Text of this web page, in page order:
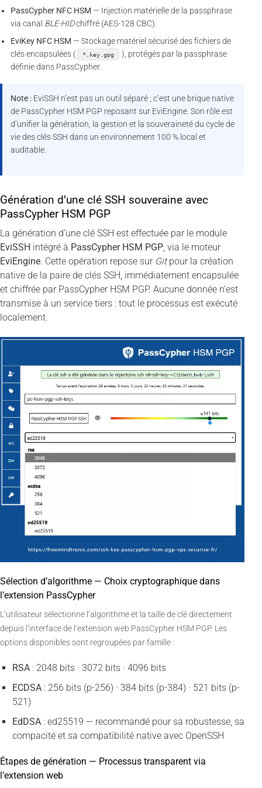
PassCypher NFC HSM — Injection matérielle de la passphrase
via canal BLE-HIDchiffré (AES-128 CBC).
EviKey NFC HSM — Stockage matériel sécurisé des fichiers de
clés encapsulées (
*.key.gpg
), protégés par la passphrase
définie dans PassCypher.
Note : EviSSH n’est pas un outil séparé ; c’est une brique native
de PassCypher HSM PGP reposant sur EviEngine. Son rôle est
d’unifier la génération, la gestion et la souveraineté du cycle de
vie des clés SSH dans un environnement 100 % local et
auditable.
Génération d’une clé SSH souveraine avec
PassCypher HSM PGP
La génération d’une clé SSH est effectuée par le module
EviSSH intégré à PassCypher HSM PGP, via le moteur
EviEngine. Cette opération repose sur Gitpour la création
native de la paire de clés SSH, immédiatement encapsulée
et chiffrée par PassCypher HSM PGP. Aucune donnée n’est
transmise à un service tiers : tout le processus est exécuté
localement.
Sélection d’algorithme — Choix cryptographique dans
l’extension PassCypher
L’utilisateur sélectionne l’algorithme et la taille de clé directement
depuis l’interface de l’extension web PassCypher HSM PGP. Les
options disponibles sont regroupées par famille :
RSA: 2048 bits · 3072 bits · 4096 bits
ECDSA: 256 bits (p-256) · 384 bits (p-384) · 521 bits (p-
521)
EdDSA: ed25519 — recommandé pour sa robustesse, sa
compacité et sa compatibilité native avec OpenSSH
Étapes de génération — Processus transparent via
l’extension web